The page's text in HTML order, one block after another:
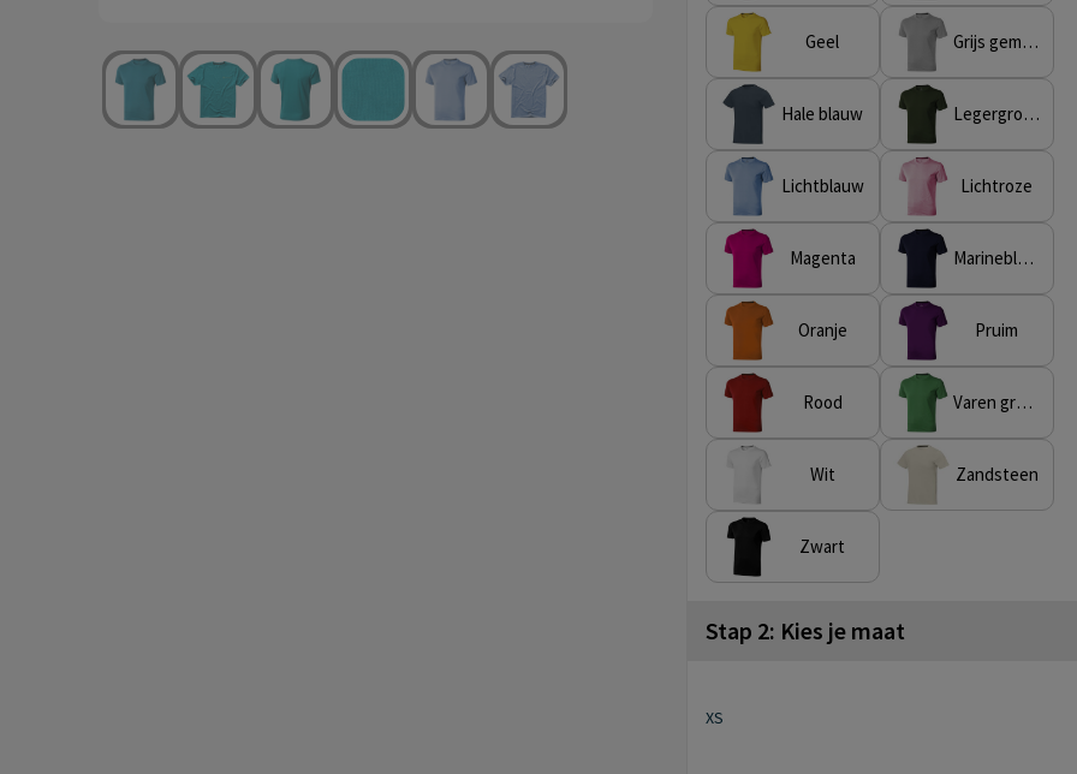
Geel Grijs gemêleerd
Hale blauw Legergroen
Lichtblauw Lichtroze
Magenta Marineblauw
Oranje Pruim
Rood Varen groen
Wit Zandsteen
Zwart
Stap 2: Kies je maat
XS